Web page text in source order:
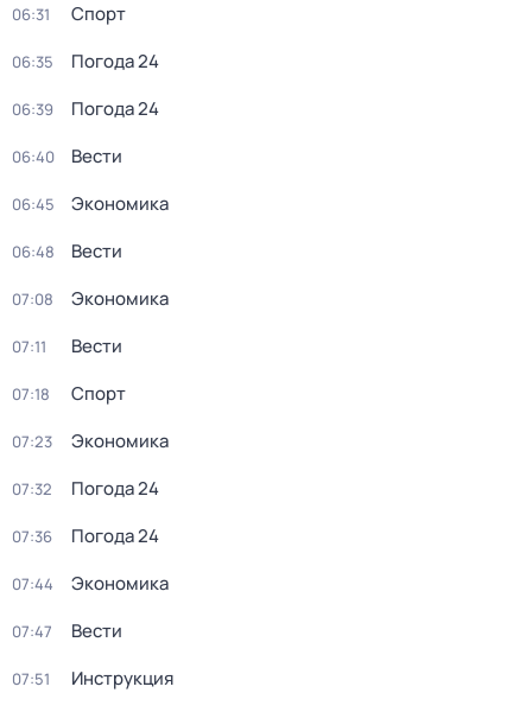
06:31 Спорт
06:35 Погода 24
06:39 Погода 24
06:40 Вести
06:45 Экономика
06:48 Вести
07:08 Экономика
07:11 Вести
07:18 Спорт
07:23 Экономика
07:32 Погода 24
07:36 Погода 24
07:44 Экономика
07:47 Вести
07:51 Инструкция